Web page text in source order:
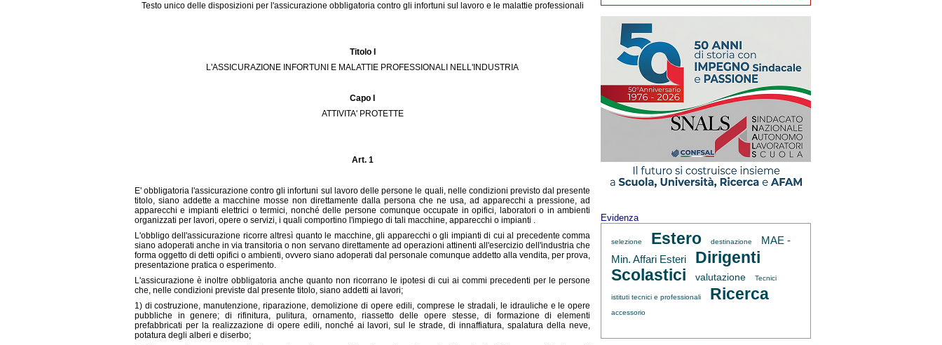
Testo unico delle disposizioni per l'assicurazione obbligatoria contro gli infortuni sul lavoro e le malattie professionali
Titolo I
L'ASSICURAZIONE INFORTUNI E MALATTIE PROFESSIONALI NELL'INDUSTRIA
Capo I
ATTIVITA' PROTETTE
Art. 1
E' obbligatoria l'assicurazione contro gli infortuni sul lavoro delle persone le quali, nelle condizioni previsto dal presente
titolo, siano addette a macchine mosse non direttamente dalla persona che ne usa, ad apparecchi a pressione, ad
apparecchi e impianti elettrici o termici, nonché delle persone comunque occupate in opifici, laboratori o in ambienti
organizzati per lavori, opere o servizi, i quali comportino l'impiego di tali macchine, apparecchi o impianti .
L'obbligo dell'assicurazione ricorre altresì quanto le macchine, gli apparecchi o gli impianti di cui al precedente comma
siano adoperati anche in via transitoria o non servano direttamente ad operazioni attinenti all'esercizio dell'industria che
forma oggetto di detti opifici o ambienti, ovvero siano adoperati dal personale comunque addetto alla vendita, per prova,
presentazione pratica o esperimento.
L'assicurazione è inoltre obbligatoria anche quanto non ricorrano le ipotesi di cui ai commi precedenti per le persone
che, nelle condizioni previste dal presente titolo, siano addetti ai lavori;
1) di costruzione, manutenzione, riparazione, demolizione di opere edili, comprese le stradali, le idrauliche e le opere
pubbliche in genere; di rifinitura, pulitura, ornamento, riassetto delle opere stesse, di formazione di elementi
prefabbricati per la realizzazione di opere edili, nonché ai lavori, sul le strade, di innaffiatura, spalatura della neve,
potatura degli alberi e diserbo;
Evidenza
selezione Estero destinazione
MAE -
Min. Affari Esteri
Dirigenti
Scolastici
valutazione Tecnici
istituti tecnici e professionali Ricerca
accessorio